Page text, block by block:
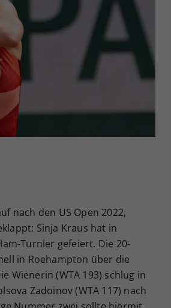
nach den US Open 2022,
Sinja Kraus hat in
Turnier gefeiert. Die 20-
in Roehampton über die
Wienerin (WTA 193) schlug in
Zadoinov (WTA 117) nach
Einstellungen, falls der
Betreiber dies eingestellt hat.